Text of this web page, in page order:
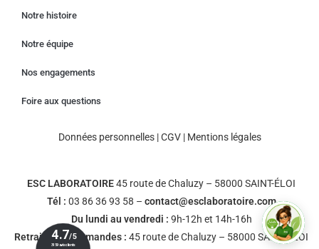
Notre histoire
Notre équipe
Nos engagements
Foire aux questions
Données personnelles|CGV| Mentions légales
ESC LABORATOIRE45 route de Chaluzy – 58000 SAINT-ÉLOI
Tél : 03 86 36 93 58 – contact@esclaboratoire.com
Du lundi au vendredi : 9h-12h et 14h-16h
Retrait des commandes :45 route de Chaluzy – 58000 SAINT-ÉLOI